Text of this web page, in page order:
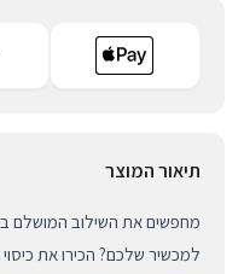
תיאור המוצר
מחפשים את השילוב המושלם